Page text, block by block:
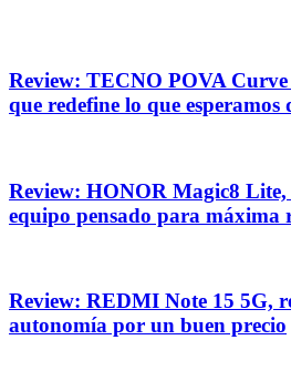
Review: TECNO POVA
que redefine lo que
Review: HONOR Magic8
equipo pensado para máxima
Review: REDMI Note 15 5G,
autonomía por un buen precio